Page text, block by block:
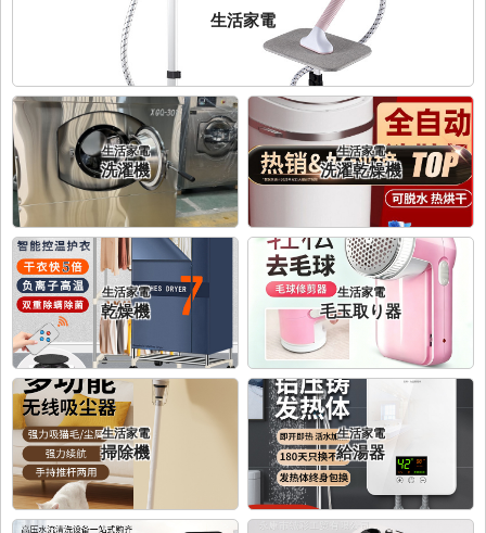
生活家電
生活家電
洗濯機
生活家電
洗濯乾燥機
生活家電
乾燥機
生活家電
毛玉取り器
生活家電
掃除機
生活家電
給湯器